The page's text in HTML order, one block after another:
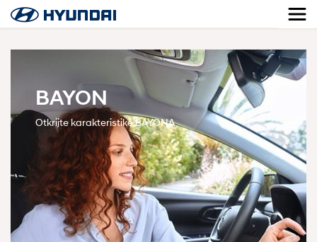
BAYON
Otkrijte karakteristike BAYONA